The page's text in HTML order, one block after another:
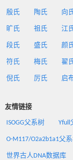
殷氏 陶氏 向
旷氏 祖氏 江
段氏 盛氏 颜
符氏 梅氏 翟
倪氏 厉氏 启
友情链接
ISOGG父系树 Yfull
O-M117/O2a2b1a1父
世界古人DNA数据库